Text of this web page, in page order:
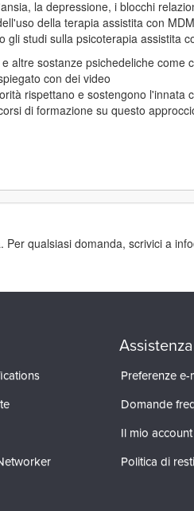
la depressione, i blocchi
della terapia assistita con
studi sulla psicoterapia assistita
altre sostanze psichedeliche come
con dei video
rispettano e sostengono l'innata
di formazione su questo
qualsiasi domanda, scrivici a
Preferenze e-
Domande
Il mio account
Politica di